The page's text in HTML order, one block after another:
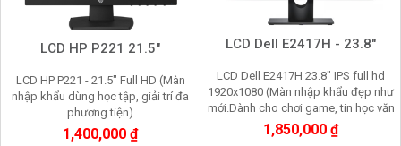
LCD HP P221 21.5"
LCD HP P221 - 21.5" Full HD (Màn
nhập khẩu dùng học tập, giải trí đa
phương tiện)
1,400,000 ₫
LCD Dell E2417H - 23.8"
LCD Dell E2417H 23.8" IPS full hd
1920x1080 (Màn nhập khẩu đẹp như
mới.Dành cho chơi game, tin học văn
phòng nhìn lâu không mỏi mắt)
1,850,000 ₫